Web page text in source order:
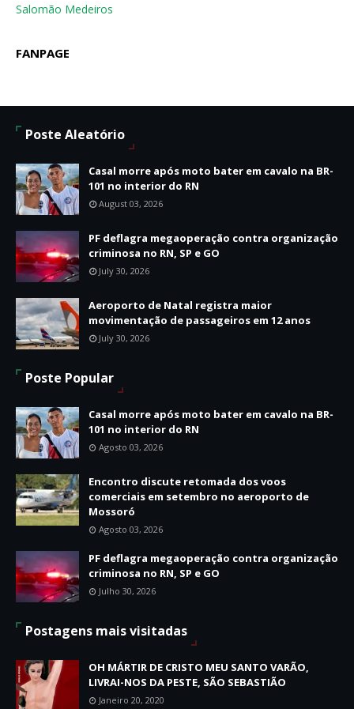
Salomão Medeiros
FANPAGE
Poste Aleatório
Casal morre após moto bater em cavalo na BR-
101 no interior do RN
August 03, 2026
PF deflagra megaoperação contra organização
criminosa no RN, SP e GO
July 30, 2026
Aeroporto de Natal registra maior
movimentação de passageiros em 12 anos
July 30, 2026
Poste Popular
Casal morre após moto bater em cavalo na BR-
101 no interior do RN
Agosto 03, 2026
Encontro discute retomada dos voos
comerciais em setembro no aeroporto de
Mossoró
Agosto 03, 2026
PF deflagra megaoperação contra organização
criminosa no RN, SP e GO
Julho 30, 2026
Postagens mais visitadas
OH MÁRTIR DE CRISTO MEU SANTO VARÃO,
LIVRAI-NOS DA PESTE, SÃO SEBASTIÃO
Janeiro 20, 2020